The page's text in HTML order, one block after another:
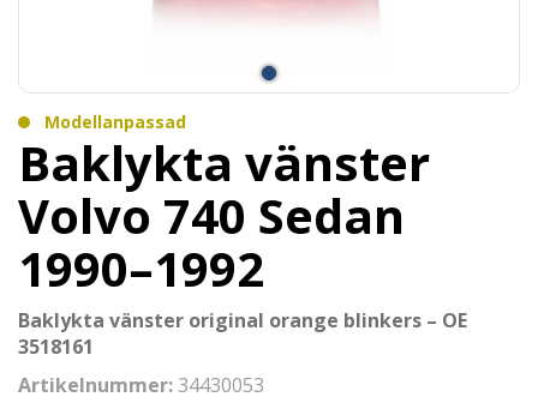
Modellanpassad
Baklykta vänster
Volvo 740 Sedan
1990–1992
Baklykta vänster original orange blinkers – OE
3518161
Artikelnummer:34430053